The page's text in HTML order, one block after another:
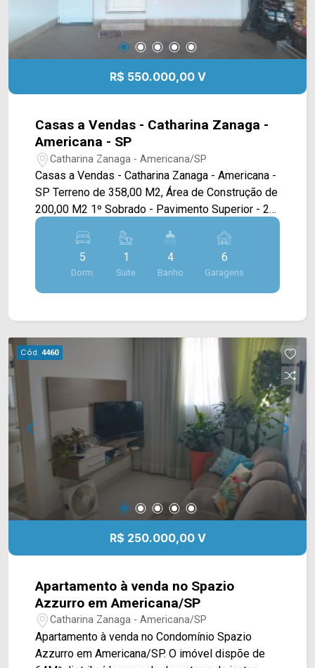
R$ 550.000,00 V
Casas a Vendas - Catharina Zanaga -
Americana - SP
Catharina Zanaga - Americana/SP
Casas a Vendas - Catharina Zanaga - Americana -
SP Terreno de 358,00 M2, Área de Construção de
200,00 M2 1º Sobrado - Pavimento Superior - 2
Dormitórios sendo 1 Suíte com Closet, Sacada na
Americana, Área de Serviço, Churrasqueira, 2
Vagas de Garagens, Portão Eletrônico 2º Casa
Térrea - 1 Dormitório, Banheiro Social, Cozinha,
Banheiro Social, Sacada na Frente Pavimento
Inferior - Sala de Estar, Sala de Jantar, Cozinha,
Lavabo, Área de Serviço, Quintal, 2 Vagas de
Individuais. Grande Oportunidade para Renda
Para maiores informações entre em contato com
a nossa equipe! (19) 9.9604 2478
5
Dorm.
1
Suite
4
Banho
6
Garagens
Cód. 4460
R$ 250.000,00 V
Apartamento à venda no Spazio
Azzurro em Americana/SP
Catharina Zanaga - Americana/SP
Apartamento à venda no Condomínio Spazio
Azzurro em Americana/SP. O imóvel dispõe de